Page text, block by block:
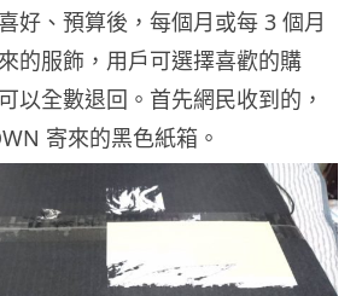
好、預算後，每個月或每 3 個月
的服飾，用戶可選擇喜歡的購
以全數退回。首先網民收到的，
寄來的黑色紙箱。